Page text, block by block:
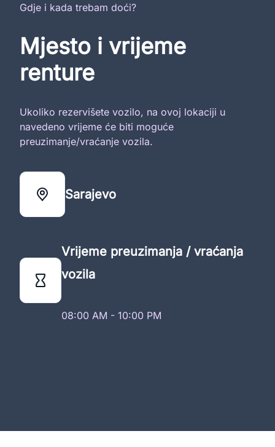
Gdje i kada trebam doći?
Mjesto i vrijeme
renture
Ukoliko rezervišete vozilo, na ovoj lokaciji u
navedeno vrijeme će biti moguće
preuzimanje/vraćanje vozila.
Sarajevo
Vrijeme preuzimanja / vraćanja
vozila
08:00 AM - 10:00 PM